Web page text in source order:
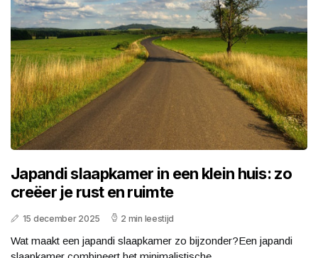
Japandi slaapkamer in een klein huis: zo
creëer je rust en ruimte
15 december 2025 2 min leestijd
Wat maakt een japandi slaapkamer zo bijzonder?Een japandi